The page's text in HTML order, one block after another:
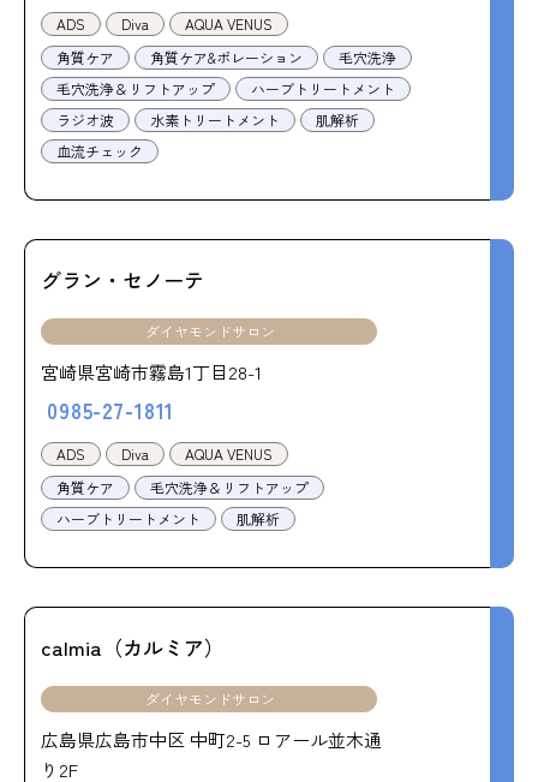
ADS Diva
AQUA VENUS
角質ケア
角質ケア&ポレーション
毛穴洗浄
毛穴洗浄＆リフトアップ
ハーブトリートメント
ラジオ波
水素トリートメント
肌解析
血流チェック
グラン・セノーテ
ダイヤモンドサロン
宮崎県宮崎市霧島1丁目28-1
0985-27-1811
ADS Diva
AQUA VENUS
角質ケア
毛穴洗浄＆リフトアップ
ハーブトリートメント
肌解析
calmia（カルミア）
ダイヤモンドサロン
広島県広島市中区 中町2-5 ロアール並木通
り2F